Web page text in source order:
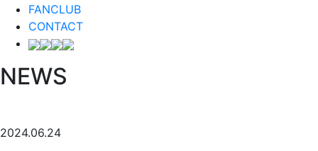
FANCLUB
CONTACT
NEWS
2024.06.24